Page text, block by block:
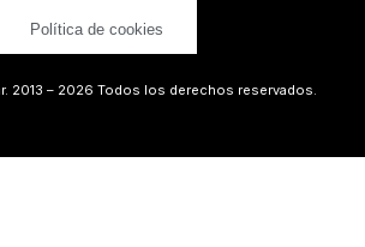
Política de cookies
2013 – 2026 Todos los derechos reservados.